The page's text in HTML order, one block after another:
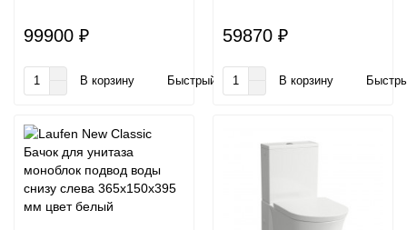
99900 ₽
В корзину Быстрый заказ
59870 ₽
В корзину